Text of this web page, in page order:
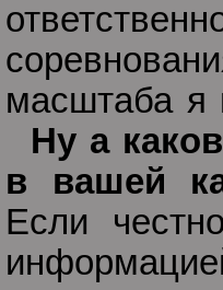
масштаба я
Ну а
в вашей
Если